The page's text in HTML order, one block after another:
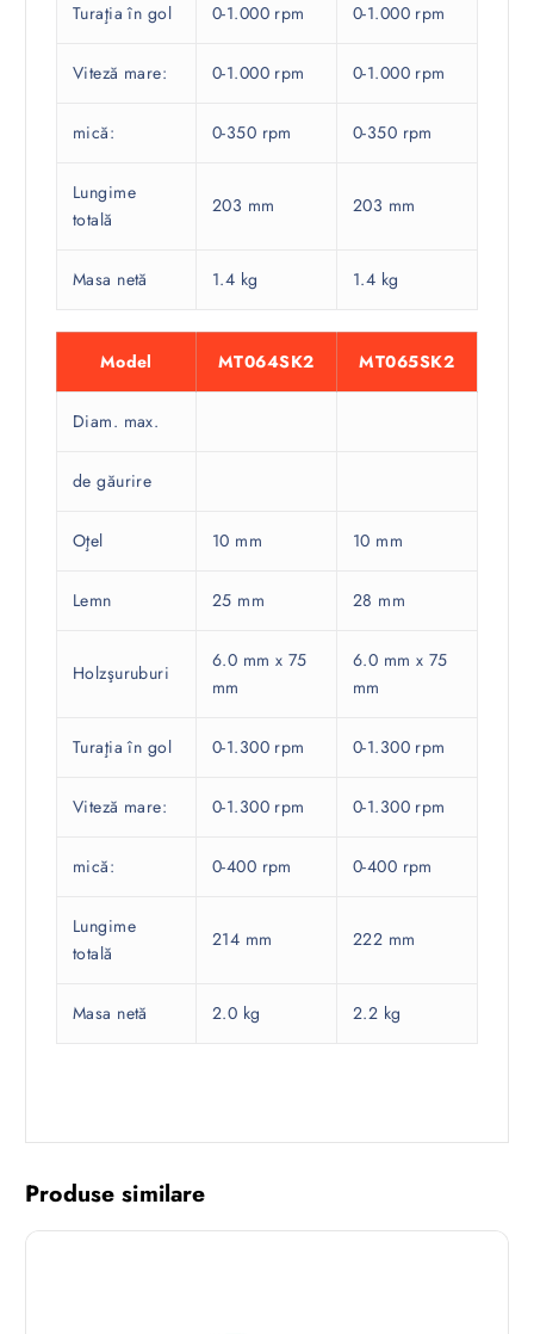
Turaţia în gol 0-1.000 rpm 0-1.000 rpm
Viteză mare: 0-1.000 rpm 0-1.000 rpm
mică: 0-350 rpm 0-350 rpm
Lungime
totală
203 mm 203 mm
Masa netă 1.4 kg 1.4 kg
Model MT064SK2 MT065SK2
Diam. max.
de găurire
Oţel 10 mm 10 mm
Lemn 25 mm 28 mm
Holzşuruburi
6.0 mm x 75
mm
6.0 mm x 75
mm
Turaţia în gol 0-1.300 rpm 0-1.300 rpm
Viteză mare: 0-1.300 rpm 0-1.300 rpm
mică: 0-400 rpm 0-400 rpm
Lungime
totală
214 mm 222 mm
Masa netă 2.0 kg 2.2 kg
Produse similare